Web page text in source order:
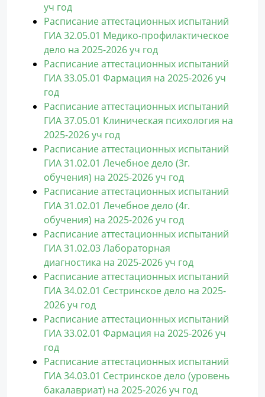
уч год
Расписание аттестационных испытаний
ГИА 32.05.01 Медико-профилактическое
дело на 2025-2026 уч год
Расписание аттестационных испытаний
ГИА 33.05.01 Фармация на 2025-2026 уч
год
Расписание аттестационных испытаний
ГИА 37.05.01 Клиническая психология на
2025-2026 уч год
Расписание аттестационных испытаний
ГИА 31.02.01 Лечебное дело (3г.
обучения) на 2025-2026 уч год
Расписание аттестационных испытаний
ГИА 31.02.01 Лечебное дело (4г.
обучения) на 2025-2026 уч год
Расписание аттестационных испытаний
ГИА 31.02.03 Лабораторная
диагностика на 2025-2026 уч год
Расписание аттестационных испытаний
ГИА 34.02.01 Сестринское дело на 2025-
2026 уч год
Расписание аттестационных испытаний
ГИА 33.02.01 Фармация на 2025-2026 уч
год
Расписание аттестационных испытаний
ГИА 34.03.01 Сестринское дело (уровень
бакалавриат) на 2025-2026 уч год